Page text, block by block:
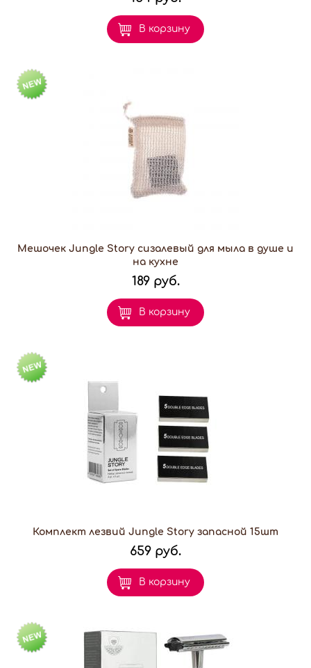
В корзину
Мешочек Jungle Story сизалевый для мыла в душе и
на кухне
189 руб.
В корзину
Комплект лезвий Jungle Story запасной 15шт
659 руб.
В корзину